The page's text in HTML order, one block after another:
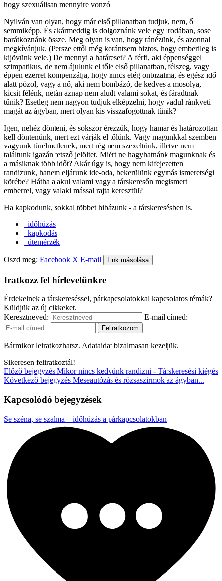
hogy szexuálisan mennyire vonzó.
Nyilván van olyan, hogy már első pillanatban tudjuk, nem, ő
semmiképp. És akármeddig is dolgoznánk vele egy irodában, sose
barátkoznánk össze. Meg olyan is van, hogy ránézünk, és azonnal
megkívánjuk. (Persze ettől még korántsem biztos, hogy emberileg is
kijövünk vele.) De mennyi a határeset? A férfi, aki éppenséggel
szimpatikus, de nem ájulunk el tőle első pillanatban, félszeg, vagy
éppen ezerrel kompenzálja, hogy nincs elég önbizalma, és egész idő
alatt pózol, vagy a nő, aki nem bombázó, de kedves a mosolya,
kicsit félénk, netán aznap nem aludt valami sokat, és fáradtnak
tűnik? Esetleg nem nagyon tudjuk elképzelni, hogy vadul ránkveti
magát az ágyban, mert olyan kis visszafogottnak tűnik?
Igen, nehéz dönteni, és sokszor érezzük, hogy hamar és határozottan
kell döntenünk, mert ezt várják el tőlünk. Vagy magunkkal szemben
vagyunk türelmetlenek, mert rég nem szexeltünk, illetve nem
találtunk igazán tetsző jelöltet. Miért ne hagyhatnánk magunknak és
a másiknak több időt? Akár úgy is, hogy nem kifejezetten
randizunk, hanem eljárunk ide-oda, bekerülünk egymás ismeretségi
körébe? Hátha alakul valami vagy a társkeresőn megismert
emberrel, vagy valaki mással rajta keresztül?
Ha kapkodunk, sokkal többet hibázunk - a társkeresésben is.
időhúzás
kapkodás
ütemérzék
Oszd meg: Facebook X E-mail Link másolása
Iratkozz fel hírlevelünkre
Érdekelnek a társkereséssel, párkapcsolatokkal kapcsolatos témák?
Küldjük az új cikkeket.
Keresztneved:
E-mail címed:
Bármikor leiratkozhatsz. Adataidat bizalmasan kezeljük.
Sikeresen feliratkoztál!
Előző bejegyzés Mikor nincs kedvünk randizni - Társkeresési kiégés
Következő bejegyzés Meseautózás és rózsaszirmok az ágyban...
Kapcsolódó bejegyzések
Se széna, se szalma – időhúzás a párkapcsolatokban